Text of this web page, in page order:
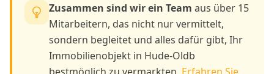
Zusammen sind wir ein Team aus über 15
Mitarbeitern, das nicht nur vermittelt,
sondern begleitet und alles dafür gibt, Ihr
Immobilienobjekt in Hude-Oldb
bestmöglich zu vermarkten. Erfahren Sie